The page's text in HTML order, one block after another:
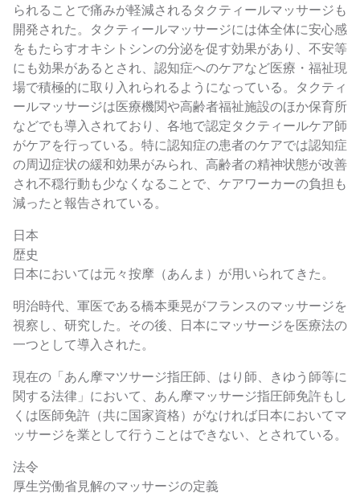
られることで痛みが軽減されるタクティールマッサージも
開発された。タクティールマッサージには体全体に安心感
をもたらすオキシトシンの分泌を促す効果があり、不安等
にも効果があるとされ、認知症へのケアなど医療・福祉現
場で積極的に取り入れられるようになっている。タクティ
ールマッサージは医療機関や高齢者福祉施設のほか保育所
などでも導入されており、各地で認定タクティールケア師
がケアを行っている。特に認知症の患者のケアでは認知症
の周辺症状の緩和効果がみられ、高齢者の精神状態が改善
され不穏行動も少なくなることで、ケアワーカーの負担も
減ったと報告されている。
日本
歴史
日本においては元々按摩（あんま）が用いられてきた。
明治時代、軍医である橋本乗晃がフランスのマッサージを
視察し、研究した。その後、日本にマッサージを医療法の
一つとして導入された。
現在の「あん摩マツサージ指圧師、はり師、きゆう師等に
関する法律」において、あん摩マッサージ指圧師免許もし
くは医師免許（共に国家資格）がなければ日本においてマ
ッサージを業として行うことはできない、とされている。
法令
厚生労働省見解のマッサージの定義